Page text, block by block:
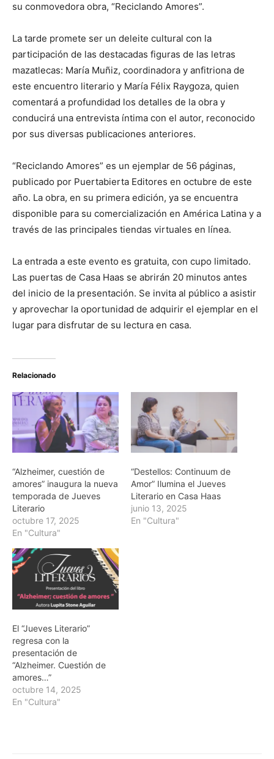
su conmovedora obra, “Reciclando Amores”.
La tarde promete ser un deleite cultural con la
participación de las destacadas figuras de las letras
mazatlecas: María Muñiz, coordinadora y anfitriona de
este encuentro literario y María Félix Raygoza, quien
comentará a profundidad los detalles de la obra y
conducirá una entrevista íntima con el autor, reconocido
por sus diversas publicaciones anteriores.
“Reciclando Amores” es un ejemplar de 56 páginas,
publicado por Puertabierta Editores en octubre de este
año. La obra, en su primera edición, ya se encuentra
disponible para su comercialización en América Latina y a
través de las principales tiendas virtuales en línea.
La entrada a este evento es gratuita, con cupo limitado.
Las puertas de Casa Haas se abrirán 20 minutos antes
del inicio de la presentación. Se invita al público a asistir
y aprovechar la oportunidad de adquirir el ejemplar en el
lugar para disfrutar de su lectura en casa.
Relacionado
“Alzheimer, cuestión de
amores” inaugura la nueva
temporada de Jueves
Literario
octubre 17, 2025
En "Cultura"
“Destellos: Continuum de
Amor” Ilumina el Jueves
Literario en Casa Haas
junio 13, 2025
En "Cultura"
El “Jueves Literario”
regresa con la
presentación de
“Alzheimer. Cuestión de
amores…”
octubre 14, 2025
En "Cultura"